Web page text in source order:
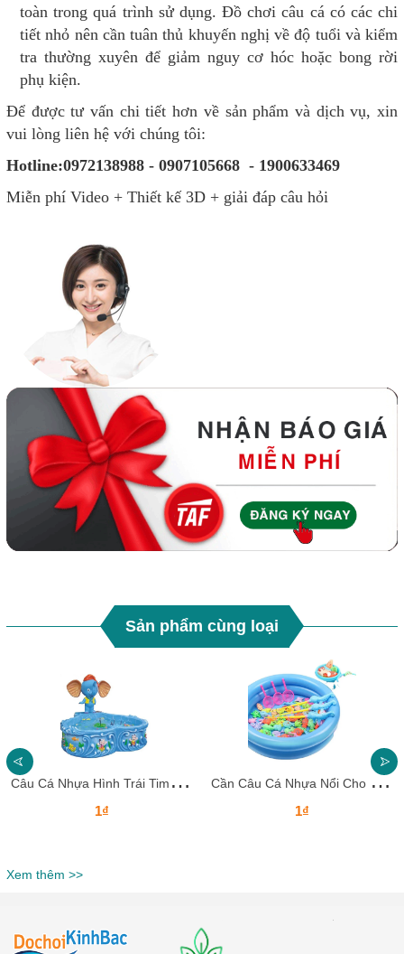
toàn trong quá trình sử dụng. Đồ chơi câu cá có các chi
tiết nhỏ nên cần tuân thủ khuyến nghị về độ tuổi và kiểm
tra thường xuyên để giảm nguy cơ hóc hoặc bong rời
phụ kiện.
Để được tư vấn chi tiết hơn về sản phẩm và dịch vụ, xin
vui lòng liên hệ với chúng tôi:
Hotline:0972138988 - 0907105668 - 1900633469
Miễn phí Video + Thiết kế 3D + giải đáp câu hỏi
Sản phẩm cùng loại
C
âu Cá Nhựa Hình Trái Tim Và Voi Biển CNCCKB20 – Vui Học Cùng Bé Yêu Mỗi Ngày!
1₫
C
ần Câu Cá Nhựa Nổi Cho Trẻ CNCCKB19 Dochoikinhbac Giải trí siêu hấp dẫn
1₫
Xem thêm >>